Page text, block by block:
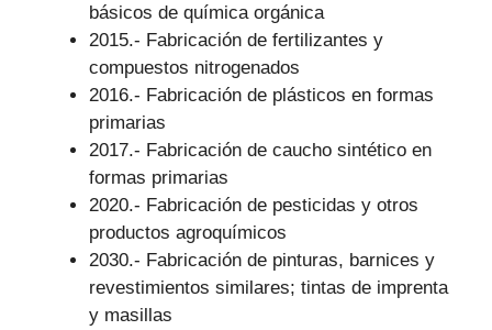
básicos de química orgánica
2015.- Fabricación de fertilizantes y
compuestos nitrogenados
2016.- Fabricación de plásticos en formas
primarias
2017.- Fabricación de caucho sintético en
formas primarias
2020.- Fabricación de pesticidas y otros
productos agroquímicos
2030.- Fabricación de pinturas, barnices y
revestimientos similares; tintas de imprenta
y masillas